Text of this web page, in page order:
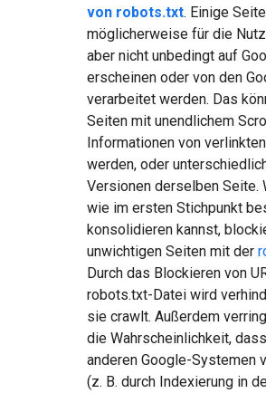
von robots.txt. Einige
möglicherweise für die
aber nicht unbedingt auf
erscheinen oder von den
verarbeitet werden. Das
Seiten mit unendlichem
Informationen von
werden, oder
Versionen derselben Seite.
wie im ersten Stichpunkt
konsolidieren kannst,
unwichtigen Seiten mit der
Durch das Blockieren von
robots.txt-Datei wird
sie crawlt. Außerdem
die Wahrscheinlichkeit,
anderen Google-Systemen
(z. B. durch Indexierung in